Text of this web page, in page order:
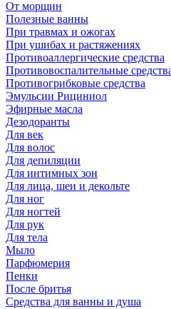
От морщин
Полезные ванны
При травмах и ожогах
При ушибах и растяжениях
Противоаллергические средства
Противовоспалительные
Противогрибковые средства
Эмульсии Рициниол
Эфирные масла
Дезодоранты
Для век
Для волос
Для депиляции
Для интимных зон
Для лица, шеи и декольте
Для ног
Для ногтей
Для рук
Для тела
Мыло
Парфюмерия
Пенки
После бритья
Средства для ванны и душа